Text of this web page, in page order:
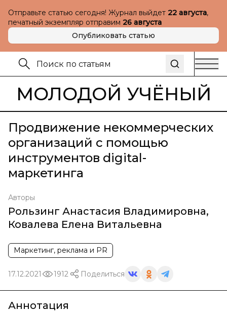
Отправьте статью сегодня! Журнал выйдет 22 августа,
печатный экземпляр отправим 26 августа
Опубликовать статью
МОЛОДОЙ УЧЁНЫЙ
Продвижение некоммерческих
организаций с помощью
инструментов digital-
маркетинга
Авторы
Рользинг Анастасия Владимировна,
Ковалева Елена Витальевна
Маркетинг, реклама и PR
17.12.2021 1912 Поделиться
Аннотация